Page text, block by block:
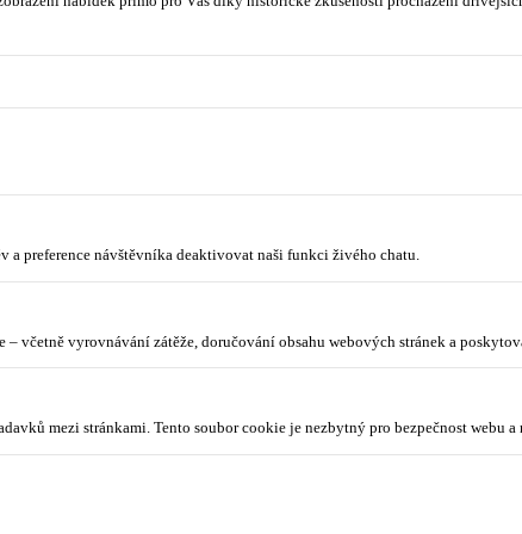
a preference návštěvníka deaktivovat naši funkci živého chatu.
včetně vyrovnávání zátěže, doručování obsahu webových stránek a
mezi stránkami. Tento soubor cookie je nezbytný pro bezpečnost webu a